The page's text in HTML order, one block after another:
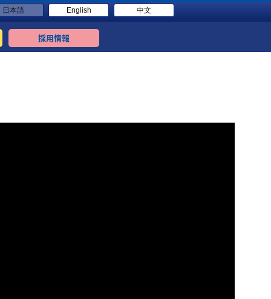
日本語 English 中文
採用情報